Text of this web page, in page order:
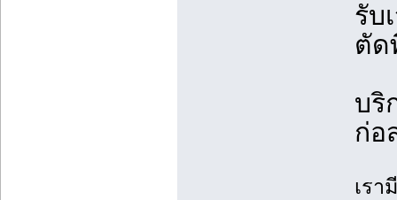
รับ
ตัด
บริ
ก่อ
เรา